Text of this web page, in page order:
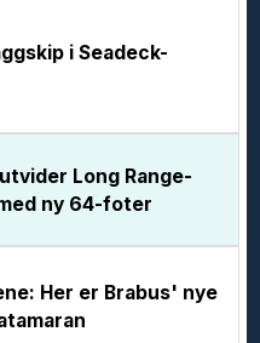
i Seadeck-
Long Range-
ny 64-foter
Her er Brabus' nye